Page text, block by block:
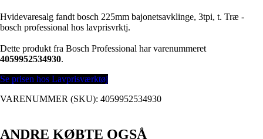
Hvidevaresalg fandt bosch 225mm bajonetsavklinge, 3tpi, t. Træ -
bosch professional hos lavprisvrktj.
Dette produkt fra Bosch Professional har varenummeret
4059952534930.
Se prisen hos Lavprisværktøj
VARENUMMER (SKU): 4059952534930
ANDRE KØBTE OGSÅ